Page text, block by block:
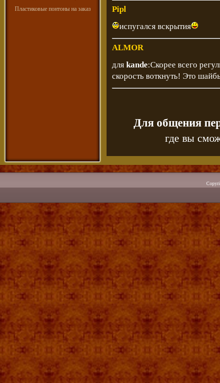
Пластиковые понтоны на заказ
Pipl
испугался вскрытия
ALMOR
для kande:Скорее всего
скорость воткнуть! Это
Для общения
где вы